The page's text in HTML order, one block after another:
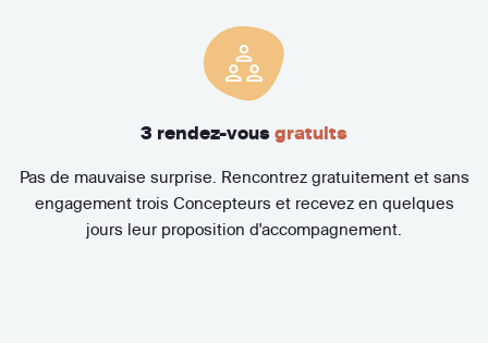
3 rendez-vous gratuits
Pas de mauvaise surprise. Rencontrez gratuitement et sans
engagement trois Concepteurs et recevez en quelques
jours leur proposition d'accompagnement.